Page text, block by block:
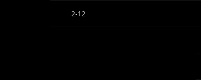
2-12